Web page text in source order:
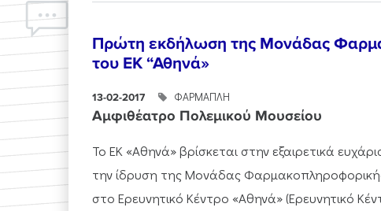
Πρώτη εκδήλωση της Μονάδας
του ΕΚ “Αθηνά»
13-02-2017 ΦΑΡΜΑΠΛΗ
Αμφιθέατρο Πολεμικού Μουσείου
Το ΕΚ «Αθηνά» βρίσκεται στην εξαιρετικά
την ίδρυση της Μονάδας
στο Ερευνητικό Κέντρο «Αθηνά» (Ερευνητικό